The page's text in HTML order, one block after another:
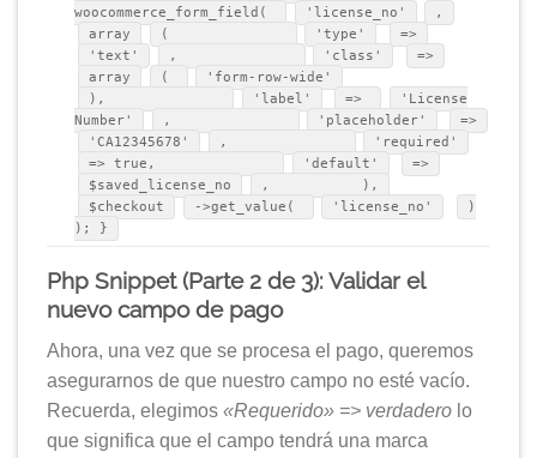
woocommerce_form_field(
'license_no'
,
array
( 'type'
=>
'text'
, 'class'
=>
array
(
'form-row-wide'
),
'label' =>
'License
Number'
, 'placeholder'
=>
'CA12345678'
,
'required'
=> true,
'default'
=>
$saved_license_no
, ),
$checkout
->get_value( 'license_no'
)
); }
Php Snippet (Parte 2 de 3): Validar el
nuevo campo de pago
Ahora, una vez que se procesa el pago, queremos
asegurarnos de que nuestro campo no esté vacío.
Recuerda, elegimos «Requerido» => verdadero lo
que significa que el campo tendrá una marca